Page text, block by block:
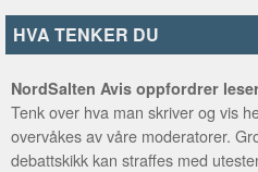
HVA TENKER DU
NordSalten Avis oppfordrer
Tenk over hva man skriver og vis
overvåkes av våre moderatorer.
debattskikk kan straffes med